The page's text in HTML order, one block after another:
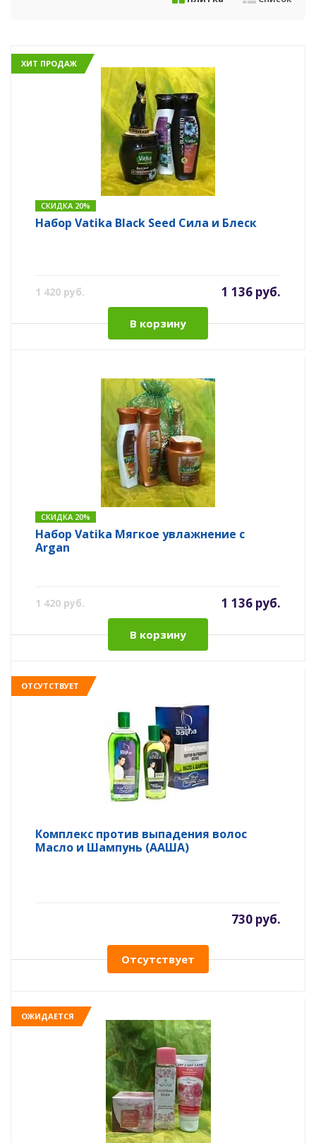
ХИТ ПРОДАЖ
СКИДКА 20%
Набор Vatika Black Seed Сила и Блеск
1 420 руб. 1 136 руб.
В корзину
СКИДКА 20%
Набор Vatika Мягкое увлажнение c
Argan
1 420 руб. 1 136 руб.
В корзину
ОТСУТСТВУЕТ
Комплекс против выпадения волос
Масло и Шампунь (ААША)
730 руб.
Отсутствует
ОЖИДАЕТСЯ